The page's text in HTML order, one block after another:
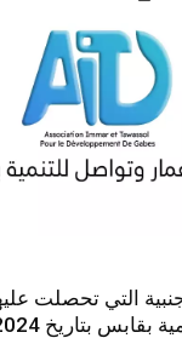
التي تحصلت
بتاريخ 04/06/2024.